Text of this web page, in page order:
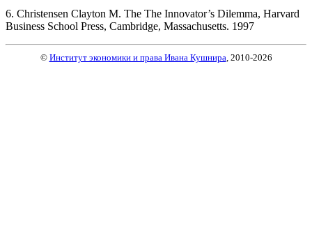
6. Christensen Clayton M. The The Innovator’s Dilemma, Harvard
Business School Press, Cambridge, Massachusetts. 1997
© Институт экономики и права Ивана Кушнира , 2010-2026